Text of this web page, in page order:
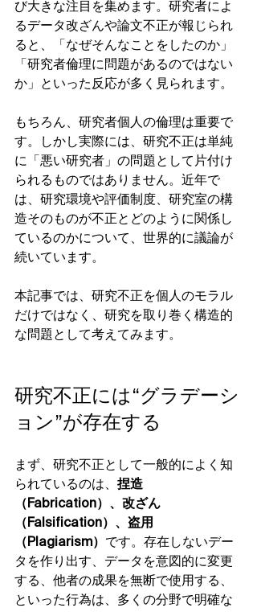
び大きな注目を集めます。研究者によ
るデータ改ざんや論文不正が報じられ
ると、「なぜそんなことをしたのか」
「研究者倫理に問題があるのではない
か」といった反応が多く見られます。
もちろん、研究者個人の倫理は重要で
す。しかし実際には、研究不正は単純
に「悪い研究者」の問題として片付け
られるものではありません。近年で
は、研究環境や評価制度、研究室の構
造そのものが不正とどのように関係し
ているのかについて、世界的に議論が
続いています。
本記事では、研究不正を個人のモラル
だけではなく、研究を取り巻く構造的
な問題として考えてみます。
研究不正には“グラデーシ
ョン”が存在する
まず、研究不正として一般的によく知
られているのは、 捏造
（Fabrication）、改ざん
（Falsification）、盗用
（Plagiarism） です。存在しないデー
タを作り出す、データを意図的に変更
する、他者の成果を無断で使用する、
といった行為は、多くの分野で明確な